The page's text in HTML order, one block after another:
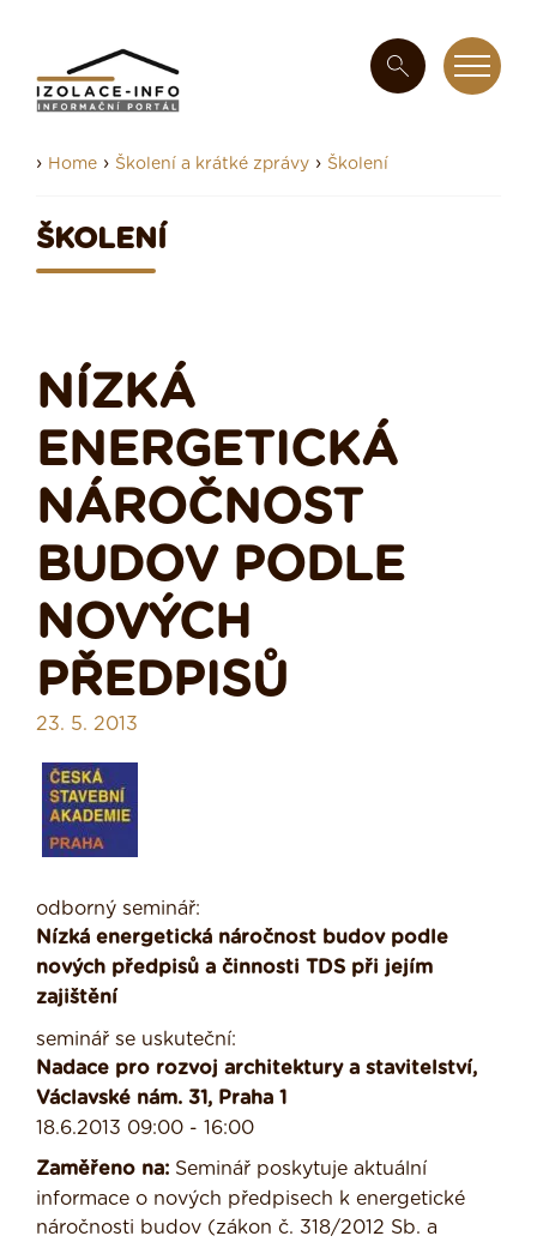
› Home › Školení a krátké zprávy › Školení
ŠKOLENÍ
NÍZKÁ
ENERGETICKÁ
NÁROČNOST
BUDOV PODLE
NOVÝCH
PŘEDPISŮ
23. 5. 2013
odborný seminář:
Nízká energetická náročnost budov podle
nových předpisů a činnosti TDS při jejím
zajištění
seminář se uskuteční:
Nadace pro rozvoj architektury a stavitelství,
Václavské nám. 31, Praha 1
18.6.2013 09:00 - 16:00
Zaměřeno na: Seminář poskytuje aktuální
informace o nových předpisech k energetické
náročnosti budov (zákon č. 318/2012 Sb. a